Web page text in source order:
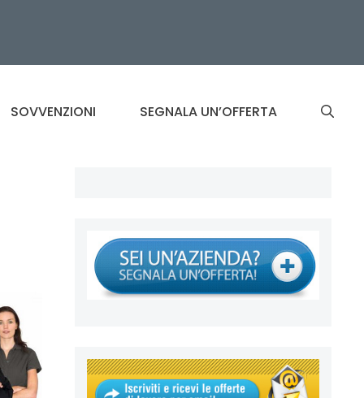
SOVVENZIONI SEGNALA UN’OFFERTA